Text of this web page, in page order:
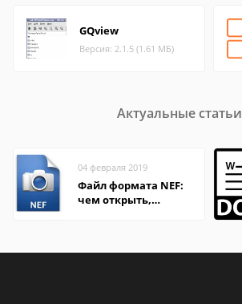
GQview
Версия: 2.1.5 (1.61 МБ)
Актуальные статьи
04 февраля 2019
Файл формата NEF:
чем открыть,